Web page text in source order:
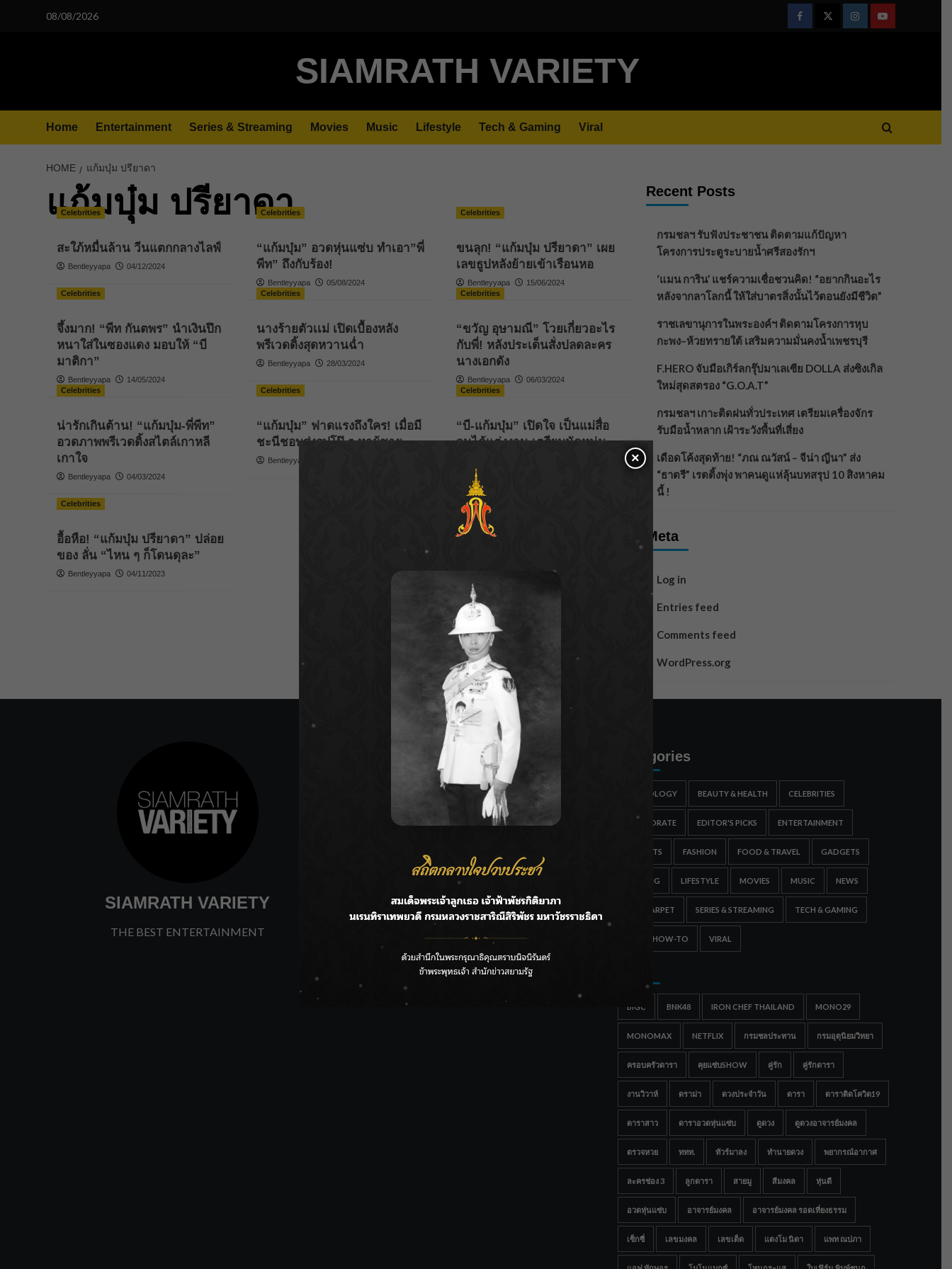
08/08/2026
FacebookTwitterInstagramYoutube
SIAMRATH VARIETY
Home Entertainment Series & Streaming Movies Music Lifestyle Tech & Gaming Viral
HOME แก้มบุ๋ม ปรียาดา
แก้มบุ๋ม ปรียาดา
Celebrities
สะใภ้หมื่นล้าน วีนแตกกลางไลฟ์
Bentleyyapa 04/12/2024
Celebrities
“แก้มบุ๋ม” อวดหุ่นแซ่บ ทำเอา”พี่
พีท” ถึงกับร้อง!
Bentleyyapa 05/08/2024
Celebrities
ขนลุก! “แก้มบุ๋ม ปรียาดา” เผย
เลขธูปหลังย้ายเข้าเรือนหอ
Bentleyyapa
15/06/2024
Celebrities
จึ้งมาก! “พีท กันตพร” นำเงินปึก
หนาใส่ในซองแดง มอบให้ “บี
มาติกา”
Bentleyyapa 14/05/2024
Celebrities
นางร้ายตัวเเม่ เปิดเบื้องหลัง
พรีเวดดิ้งสุดหวานฉ่ำ
Bentleyyapa 28/03/2024
Celebrities
“ขวัญ อุษามณี” โวยเกี่ยวอะไร
กับพี่! หลังประเด็นสั่งปลดละคร
นางเอกดัง
Bentleyyapa
06/03/2024
Celebrities
น่ารักเกินต้าน! “แก้มบุ๋ม-พี่พีท”
อวดภาพพรีเวดดิ้งสไตล์เกาหลี
เกาใจ
Bentleyyapa 04/03/2024
Celebrities
“แก้มบุ๋ม” ฟาดแรงถึงใคร! เมื่อมี
ชะนีชอบส่งรูปโป๊ ๆ หาผู้ชาย
Bentleyyapa
Celebrities
“บี-แก้มบุ๋ม” เปิดใจ เป็นแม่สื่อ
จนได้แต่งงาน เตรียมนัดหนุ่ม
“แจ็คกี้” แล้ว
Parnicha Sasookjit
Celebrities
อื้อหือ! “แก้มบุ๋ม ปรียาดา” ปล่อย
ของ ลั่น “ไหน ๆ ก็โดนดุละ”
Bentleyyapa 04/11/2023
Recent Posts
กรมชลฯ รับฟังประชาชน ติดตามแก้ปัญหา
โครงการประตูระบายน้ำศรีสองรักฯ
‘แมน การิน’ แชร์ความเชื่อชวนคิด! “อยากกินอะไร
หลังจากลาโลกนี้ ให้ใส่บาตรสิ่งนั้นไว้ตอนยังมีชีวิต”
ราชเลขานุการในพระองค์ฯ ติดตามโครงการหุบ
กะพง–ห้วยทรายใต้ เสริมความมั่นคงน้ำเพชรบุรี
F.HERO จับมือเกิร์ลกรุ๊ปมาเลเซีย DOLLA ส่งซิงเกิล
ใหม่สุดสตรอง “G.O.A.T”
กรมชลฯ เกาะติดฝนทั่วประเทศ เตรียมเครื่องจักร
รับมือน้ำหลาก เฝ้าระวังพื้นที่เสี่ยง
เดือดโค้งสุดท้าย! “ภณ ณวัสน์ – จีน่า ญีนา” ส่ง
“ธาตรี” เรตติ้งพุ่ง พาคนดูแห่ลุ้นบทสรุป 10 สิงหาคม
นี้ !
Meta
Log in
Entries feed
Comments feed
WordPress.org
SIAMRATH VARIETY
THE BEST ENTERTAINMENT
กรมชลฯ รับฟังประชาชน ติดตามแก้ปัญหาโครงการประตู
ลาโลกนี้ ให้ใส่บาตรสิ่งนั้นไว้ตอนยังมีชีวิต”
ราชเลขานุการในพระองค์ฯ ติดตามโครงการหุบกะพง–ห้วย
ทรายใต้ เสริมความมั่นคงน้ำเพชรบุรี
ตรอง “G.O.A.T”
กรมชลฯ เกาะติดฝนทั่วประเทศ เตรียมเครื่องจักรรับมือน้ำ
Categories
ASTROLOGY BEAUTY & HEALTH CELEBRITIES
CORPORATE EDITOR'S PICKS ENTERTAINMENT
ESPORTS FASHION FOOD & TRAVEL GADGETS
GAMING LIFESTYLE MOVIES MUSIC NEWS
RED CARPET SERIES & STREAMING TECH & GAMING
TIPS & HOW-TO VIRAL
BIGC BNK48 IRON CHEF THAILAND MONO29
MONOMAX NETFLIX กรมชลประทาน กรมอุตุนิยมวิทยา
ครอบครัวดารา คุยแซ่บSHOW คู่รัก คู่รักดารา
งานวิวาห์ ดราม่า ดวงประจำวัน ดารา ดาราติดโควิด19
ดาราสาว ดาราอวดหุ่นแซ่บ ดูดวง ดูดวงอาจารย์มงคล
ตรวจหวย ททท. ทัวร์มาลง ทำนายดวง พยากรณ์อากาศ
ละครช่อง 3 ลูกดารา สายมู สีมงคล หุ่นดี
อวดหุ่นแซ่บ อาจารย์มงคล อาจารย์มงคล รอดเที่ยงธรรม
เซ็กซี่ เลขมงคล เลขเด็ด แตงโม นิดา แพท ณปภา
×